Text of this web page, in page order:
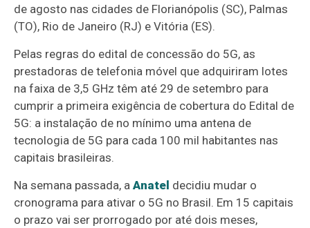
de agosto nas cidades de Florianópolis (SC), Palmas
(TO), Rio de Janeiro (RJ) e Vitória (ES).
Pelas regras do edital de concessão do 5G, as
prestadoras de telefonia móvel que adquiriram lotes
na faixa de 3,5 GHz têm até 29 de setembro para
cumprir a primeira exigência de cobertura do Edital de
5G: a instalação de no mínimo uma antena de
tecnologia de 5G para cada 100 mil habitantes nas
capitais brasileiras.
Na semana passada, aAnatel decidiu mudar o
cronograma para ativar o 5G no Brasil. Em 15 capitais
o prazo vai ser prorrogado por até dois meses,